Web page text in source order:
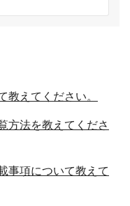
教えてください。
方法を教えてくださ
事項について教えて